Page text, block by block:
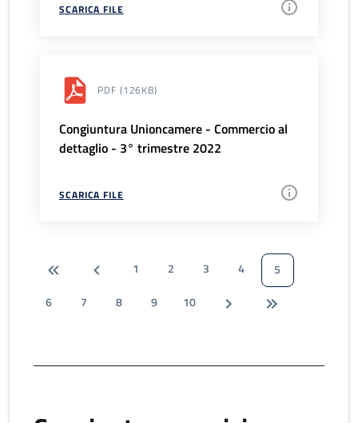
SCARICA FILE
PDF (126KB)
Congiuntura Unioncamere - Commercio al
dettaglio - 3° trimestre 2022
SCARICA FILE
1 2 3 4
5
6
7 8 9 10